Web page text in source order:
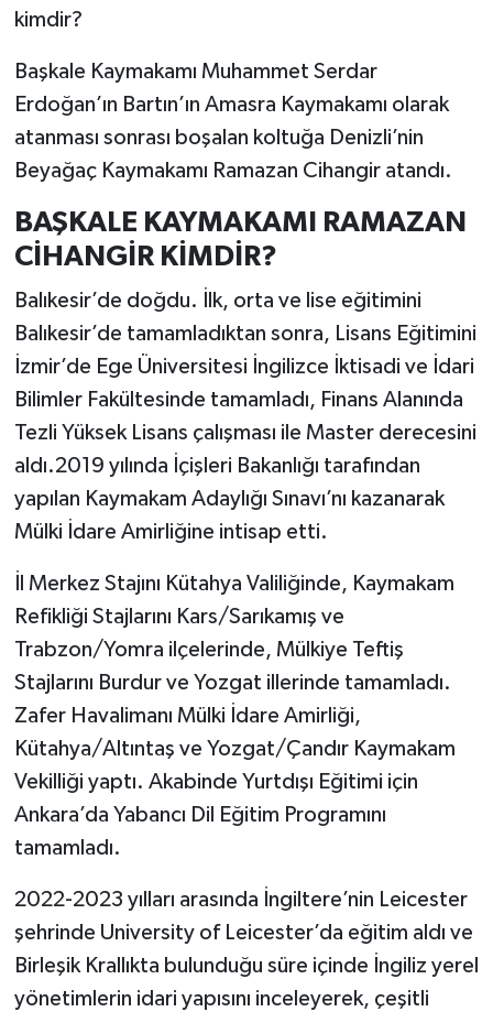
kimdir?
Başkale Kaymakamı Muhammet Serdar
Erdoğan’ın Bartın’ın Amasra Kaymakamı olarak
atanması sonrası boşalan koltuğa Denizli’nin
Beyağaç Kaymakamı Ramazan Cihangir atandı.
BAŞKALE KAYMAKAMI RAMAZAN
CİHANGİR KİMDİR?
Balıkesir’de doğdu. İlk, orta ve lise eğitimini
Balıkesir’de tamamladıktan sonra, Lisans Eğitimini
İzmir’de Ege Üniversitesi İngilizce İktisadi ve İdari
Bilimler Fakültesinde tamamladı, Finans Alanında
Tezli Yüksek Lisans çalışması ile Master derecesini
aldı.2019 yılında İçişleri Bakanlığı tarafından
yapılan Kaymakam Adaylığı Sınavı’nı kazanarak
Mülki İdare Amirliğine intisap etti.
İl Merkez Stajını Kütahya Valiliğinde, Kaymakam
Refikliği Stajlarını Kars/Sarıkamış ve
Trabzon/Yomra ilçelerinde, Mülkiye Teftiş
Stajlarını Burdur ve Yozgat illerinde tamamladı.
Zafer Havalimanı Mülki İdare Amirliği,
Kütahya/Altıntaş ve Yozgat/Çandır Kaymakam
Vekilliği yaptı. Akabinde Yurtdışı Eğitimi için
Ankara’da Yabancı Dil Eğitim Programını
tamamladı.
2022-2023 yılları arasında İngiltere’nin Leicester
şehrinde University of Leicester’da eğitim aldı ve
Birleşik Krallıkta bulunduğu süre içinde İngiliz yerel
yönetimlerin idari yapısını inceleyerek, çeşitli